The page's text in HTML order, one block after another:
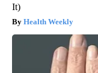
It)
Health Weekly